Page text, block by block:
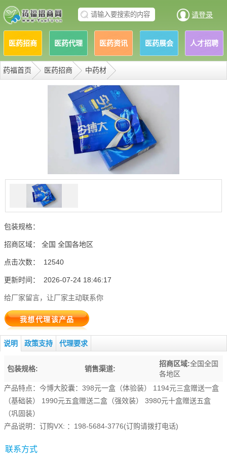
请登录
医药招商 医药代理 医药资讯 医药展会 人才招聘
药福首页 医药招商 中药材
包装规格：
招商区域： 全国 全国各地区
点击次数： 12540
更新时间： 2026-07-24 18:46:17
给厂家留言，让厂家主动联系你
说明 政策支持 代理要求
包装规格: 销售渠道:
招商区域:全国全国
各地区
产品特点：今博大胶囊：398元一盒（体验装） 1194元三盒赠送一盒
（基础装） 1990元五盒赠送二盒（强效装） 3980元十盒赠送五盒
（巩固装）
产品说明：订购VX: ：198-5684-3776(订购请拨打电话)
联系方式